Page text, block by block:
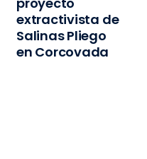
extractivista de
Salinas Pliego
en Corcovada